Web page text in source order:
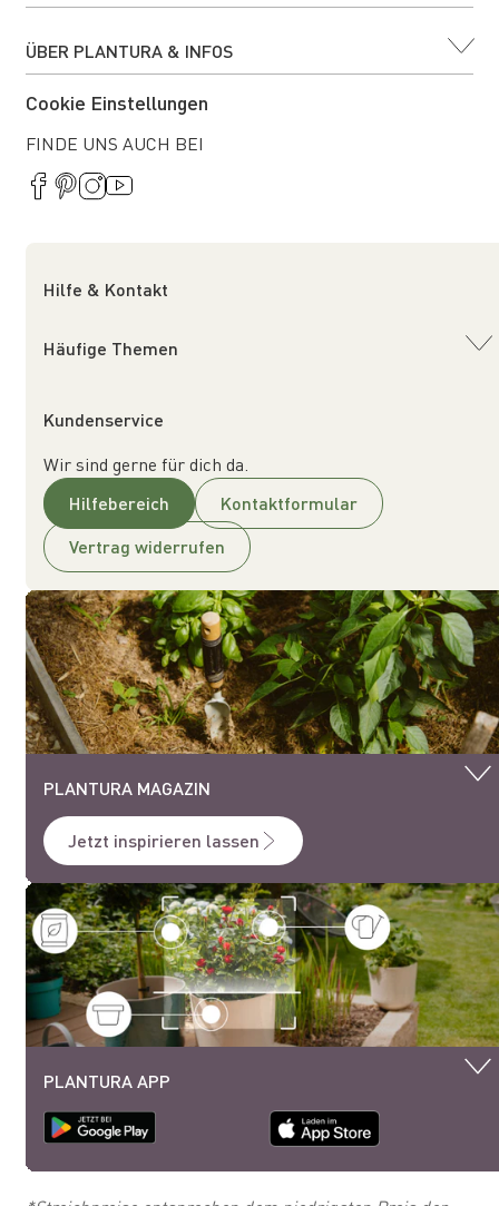
ÜBER PLANTURA & INFOS
Cookie Einstellungen
FINDE UNS AUCH BEI
Hilfe & Kontakt
Häufige Themen
Kundenservice
Wir sind gerne für dich da.
Hilfebereich
Kontaktformular
Vertrag widerrufen
PLANTURA MAGAZIN
Jetzt inspirieren lassen
PLANTURA APP